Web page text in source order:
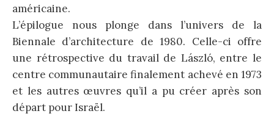
américaine.
L’épilogue nous plonge dans l’univers de la
Biennale d’architecture de 1980. Celle-ci offre
une rétrospective du travail de László, entre le
centre communautaire finalement achevé en 1973
et les autres œuvres qu’il a pu créer après son
départ pour Israël.